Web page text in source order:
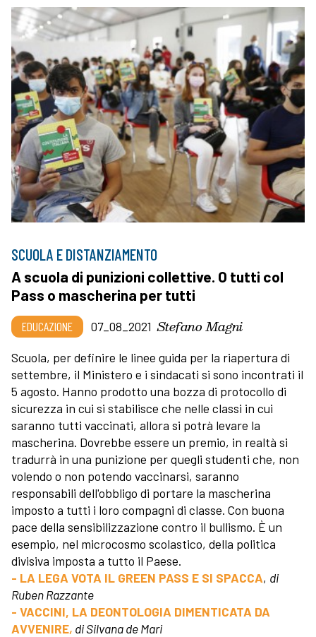
SCUOLA E DISTANZIAMENTO
A scuola di punizioni collettive. O tutti col
Pass o mascherina per tutti
EDUCAZIONE 07_08_2021 Stefano Magni
Scuola, per definire le linee guida per la riapertura di
settembre, il Ministero e i sindacati si sono incontrati il
5 agosto. Hanno prodotto una bozza di protocollo di
sicurezza in cui si stabilisce che nelle classi in cui
saranno tutti vaccinati, allora si potrà levare la
mascherina. Dovrebbe essere un premio, in realtà si
tradurrà in una punizione per quegli studenti che, non
volendo o non potendo vaccinarsi, saranno
responsabili dell'obbligo di portare la mascherina
imposto a tutti i loro compagni di classe. Con buona
pace della sensibilizzazione contro il bullismo. È un
esempio, nel microcosmo scolastico, della politica
divisiva imposta a tutto il Paese.
- LA LEGA VOTA IL GREEN PASS E SI SPACCA, di
Ruben Razzante
- VACCINI, LA DEONTOLOGIA DIMENTICATA DA
AVVENIRE, di Silvana de Mari